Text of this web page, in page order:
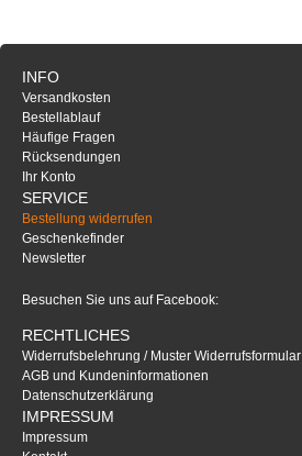
INFO
Versandkosten
Bestellablauf
Häufige Fragen
Rücksendungen
Ihr Konto
SERVICE
Bestellung widerrufen
Geschenkefinder
Newsletter
Besuchen Sie uns auf Facebook:
RECHTLICHES
Widerrufsbelehrung / Muster Widerrufsformular
AGB und Kundeninformationen
Datenschutzerklärung
IMPRESSUM
Impressum